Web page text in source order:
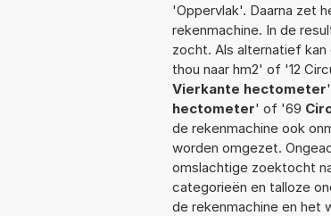
'Oppervlak'. Daarna zet
rekenmachine. In de
zocht. Als alternatief kan
thou naar hm2' of '12
Vierkante hectometer
hectometer' of '69
de rekenmachine ook
worden omgezet.
omslachtige zoektocht
categorieën en talloze
de rekenmachine en het